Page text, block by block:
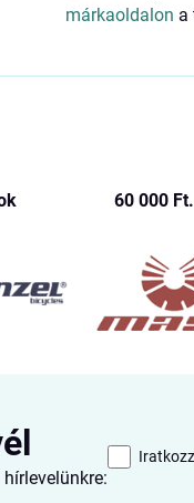
márkaoldalon a
60 000